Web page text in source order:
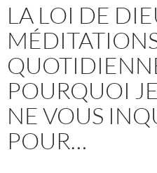
LA LOI DE
POURQUOI
NE VOUS
POUR…